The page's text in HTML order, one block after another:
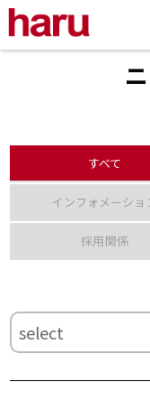
すべて
インフォメーショ
採用関係